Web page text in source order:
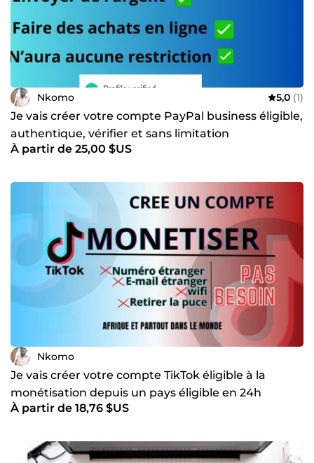
Nkomo 5,0 (1)
Je vais créer votre compte PayPal business éligible,
authentique, vérifier et sans limitation
À partir de 25,00 $US
Nkomo
Je vais créer votre compte TikTok éligible à la
monétisation depuis un pays éligible en 24h
À partir de 18,76 $US